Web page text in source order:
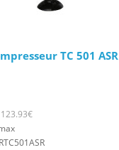
TC 501 ASR